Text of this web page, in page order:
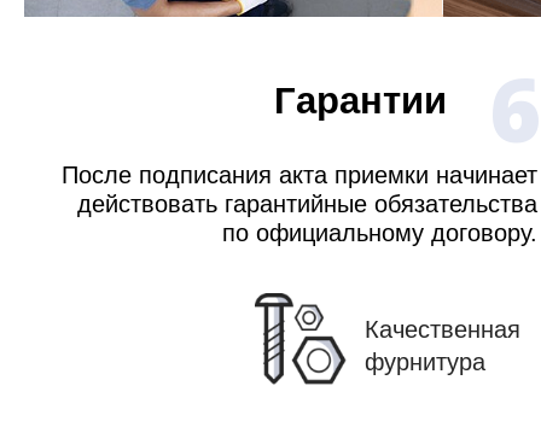
После подписания акта приемки начинает
действовать гарантийные обязательства
по официальному договору.
6
Качественная
фурнитура
Гарантии